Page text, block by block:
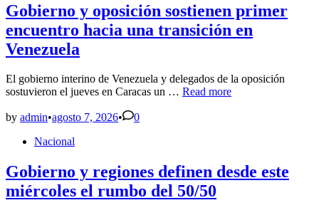
Gobierno y oposición sostienen primer
encuentro hacia una transición en
Venezuela
El gobierno interino de Venezuela y delegados de la oposición
sostuvieron el jueves en Caracas un … Gobierno
hacia
una
transición
Read more
by admin•agosto 7, 2026•
0
PostedNacional
Gobierno y regiones definen desde este
miércoles el rumbo del 50/50